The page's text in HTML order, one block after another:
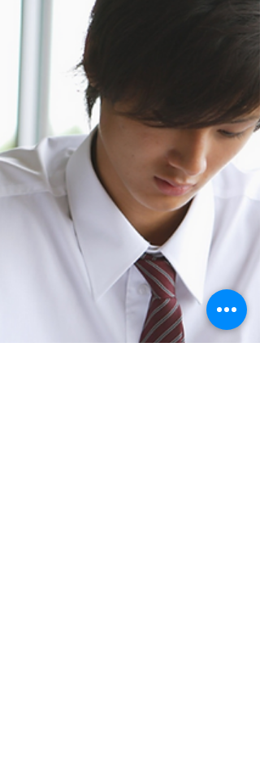
是有一句話不敢對您說，既怕您不瞭解，又怕太瞭
解。我的問題太多了。小陳同學坐在周鼎文老師身
邊，半低著頭說。 你結婚了，有孩子了，還抓住過
去不放嗎？周老師問。 小陳想了想說，好像沒有
抓，又好像有抓吧，我不想抓住過去，可是好像還
是抓…這回答弄糊塗了全場，也把她自己整糊塗
了。 那你抓著的是啥呢？周老師又問。 不知道，
糊了。小陳很快回答說，最近總是在不知道的狀
態。上一次參加工作坊後好像進步了一點點，但現
在… 老師看出她的迷惘，說，人要為自己的成長負
責，投入一點點，收入也是一點點，當我們全部投
入，生命就會給予我們相對應的。當我們投入越
多，我們的收穫也就越多，願意付出更多愛，也就
得到更多，哪怕過程艱難，投入的刹那，內在已得
到。這就是平衡法則。或如佛家的因果的法則，一
切都是因果迴圈，現在的生活是過去所投入的結
果，想要更好地生活，卻不轉化過去的模式，那未
來還是一樣。小陳，你最想做的事是什麼？ 小陳思
索半天，沒有回答。 周老師語重心長地說，你需要
好好想下這個問題：這一輩子為何而來？ 小陳聽到
這話微微震動了下，以前我總是一